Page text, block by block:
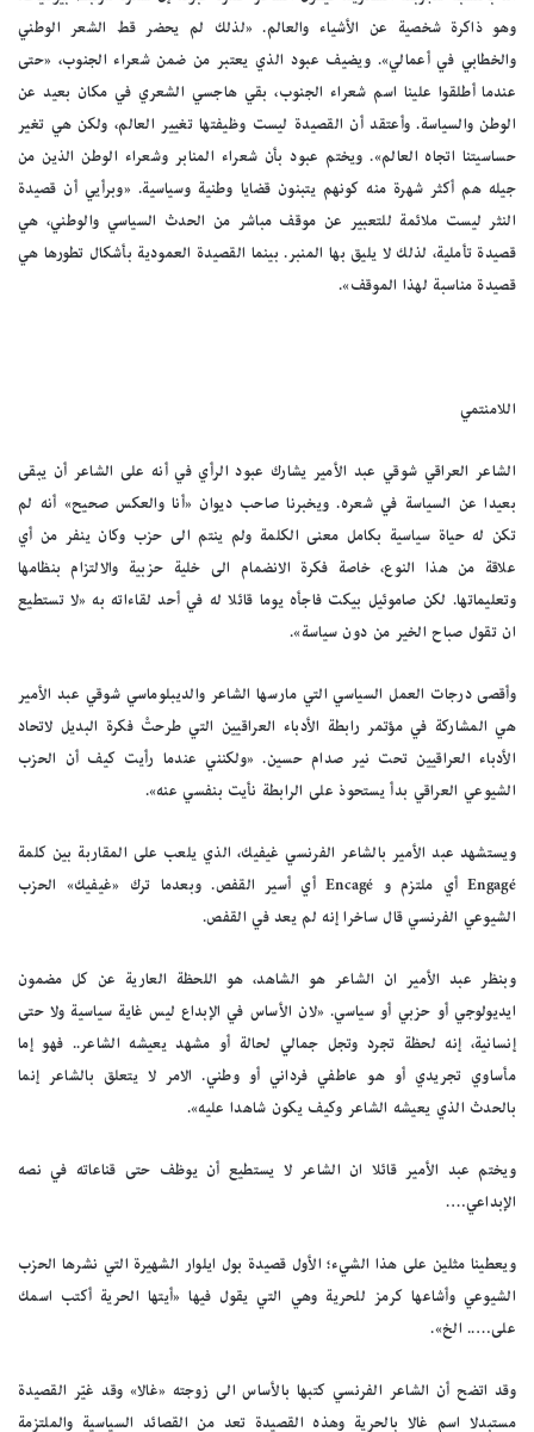
وهو ذاكرة شخصية عن الأشياء والعالم. «لذلك لم يحضر قط الشعر الوطني
والخطابي في أعمالي». ويضيف عبود الذي يعتبر من ضمن شعراء الجنوب، «حتى
عندما أطلقوا علينا اسم شعراء الجنوب، بقي هاجسي الشعري في مكان بعيد عن
الوطن والسياسة. وأعتقد أن القصيدة ليست وظيفتها تغيير العالم، ولكن هي تغير
حساسيتنا اتجاه العالم». ويختم عبود بأن شعراء المنابر وشعراء الوطن الذين من
جيله هم أكثر شهرة منه كونهم يتبنون قضايا وطنية وسياسية. «وبرأيي أن قصيدة
النثر ليست ملائمة للتعبير عن موقف مباشر من الحدث السياسي والوطني، هي
قصيدة تأملية، لذلك لا يليق بها المنبر. بينما القصيدة العمودية بأشكال تطورها هي
قصيدة مناسبة لهذا الموقف».
اللامنتمي
الشاعر العراقي شوقي عبد الأمير يشارك عبود الرأي في أنه على الشاعر أن يبقى
بعيدا عن السياسة في شعره. ويخبرنا صاحب ديوان «أنا والعكس صحيح» أنه لم
تكن له حياة سياسية بكامل معنى الكلمة ولم ينتم الى حزب وكان ينفر من أي
علاقة من هذا النوع، خاصة فكرة الانضمام الى خلية حزبية والالتزام بنظامها
وتعليماتها. لكن صاموئيل بيكت فاجأه يوما قائلا له في أحد لقاءاته به «لا تستطيع
ان تقول صباح الخير من دون سياسة».
وأقصى درجات العمل السياسي التي مارسها الشاعر والديبلوماسي شوقي عبد الأمير
هي المشاركة في مؤتمر رابطة الأدباء العراقيين التي طرحتْ فكرة البديل لاتحاد
الأدباء العراقيين تحت نير صدام حسين. «ولكنني عندما رأيت كيف أن الحزب
الشيوعي العراقي بدأ يستحوذ على الرابطة نأيت بنفسي عنه».
ويستشهد عبد الأمير بالشاعر الفرنسي غيفيك، الذي يلعب على المقاربة بين كلمة
Engagé أي ملتزم و Encagé أي أسير القفص. وبعدما ترك «غيفيك» الحزب
الشيوعي الفرنسي قال ساخرا إنه لم يعد في القفص.
وبنظر عبد الأمير ان الشاعر هو الشاهد، هو اللحظة العارية عن كل مضمون
ايديولوجي أو حزبي أو سياسي. «لان الأساس في الإبداع ليس غاية سياسية ولا حتى
إنسانية، إنه لحظة تجرد وتجل جمالي لحالة أو مشهد يعيشه الشاعر.. فهو إما
مأساوي تجريدي أو هو عاطفي فرداني أو وطني. الامر لا يتعلق بالشاعر إنما
بالحدث الذي يعيشه الشاعر وكيف يكون شاهدا عليه».
ويختم عبد الأمير قائلا ان الشاعر لا يستطيع أن يوظف حتى قناعاته في نصه
الإبداعي….
ويعطينا مثلين على هذا الشيء؛ الأول قصيدة بول ايلوار الشهيرة التي نشرها الحزب
الشيوعي وأشاعها كرمز للحرية وهي التي يقول فيها «أيتها الحرية أكتب اسمك
على….. الخ».
وقد اتضح أن الشاعر الفرنسي كتبها بالأساس الى زوجته «غالا» وقد غيّر القصيدة
مستبدلا اسم غالا بالحرية وهذه القصيدة تعد من القصائد السياسية والملتزمة